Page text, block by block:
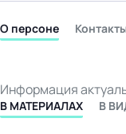
О персоне
Информация
В МАТЕРИАЛАХ В